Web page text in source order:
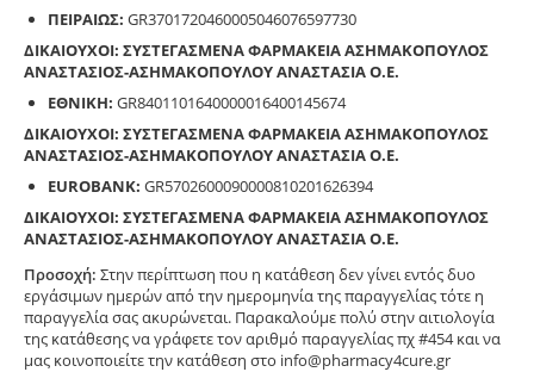
ΠΕΙΡΑΙΩΣ: GR3701720460005046076597730
ΔΙΚΑΙΟΥΧΟΙ: ΣΥΣΤΕΓΑΣΜΕΝΑ ΦΑΡΜΑΚΕΙΑ ΑΣΗΜΑΚΟΠΟΥΛΟΣ
ΑΝΑΣΤΑΣΙΟΣ-ΑΣΗΜΑΚΟΠΟΥΛΟΥ ΑΝΑΣΤΑΣΙΑ Ο.Ε.
ΕΘΝΙΚΗ: GR8401101640000016400145674
ΔΙΚΑΙΟΥΧΟΙ: ΣΥΣΤΕΓΑΣΜΕΝΑ ΦΑΡΜΑΚΕΙΑ ΑΣΗΜΑΚΟΠΟΥΛΟΣ
ΑΝΑΣΤΑΣΙΟΣ-ΑΣΗΜΑΚΟΠΟΥΛΟΥ ΑΝΑΣΤΑΣΙΑ Ο.Ε.
EUROBANK: GR5702600090000810201626394
ΔΙΚΑΙΟΥΧΟΙ: ΣΥΣΤΕΓΑΣΜΕΝΑ ΦΑΡΜΑΚΕΙΑ ΑΣΗΜΑΚΟΠΟΥΛΟΣ
ΑΝΑΣΤΑΣΙΟΣ-ΑΣΗΜΑΚΟΠΟΥΛΟΥ ΑΝΑΣΤΑΣΙΑ Ο.Ε.
Προσοχή: Στην περίπτωση που η κατάθεση δεν γίνει εντός δυο
εργάσιμων ημερών από την ημερομηνία της παραγγελίας τότε η
παραγγελία σας ακυρώνεται. Παρακαλούμε πολύ στην αιτιολογία
της κατάθεσης να γράφετε τον αριθμό παραγγελίας πχ #454 και να
μας κοινοποιείτε την κατάθεση στο info@pharmacy4cure.gr